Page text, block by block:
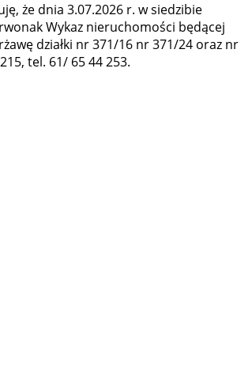
że dnia 3.07.2026 r. w siedzibie
Wykaz nieruchomości będącej
działki nr 371/16 nr 371/24 oraz nr
tel. 61/ 65 44 253.